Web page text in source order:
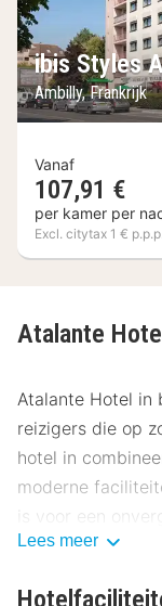
ibis Styles
Ambilly, Frankrijk
Vanaf
107,91 €
per kamer per
Excl. citytax 1 €
Atalante Hotel
Atalante Hotel in
reizigers die op
hotel in
moderne
is voor een
Atalante Hotel
Lees meer